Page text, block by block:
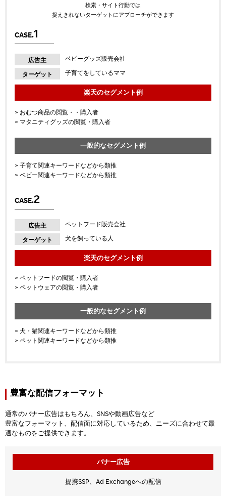
検索・サイト行動では
捉えきれないターゲットにアプローチができます
CASE.1
広告主 ベビーグッズ販売会社
ターゲット 子育てをしているママ
楽天のセグメント例
> おむつ商品の閲覧・・購入者
> マタニティグッズの閲覧・購入者
一般的なセグメント例
> 子育て関連キーワードなどから類推
> ベビー関連キーワードなどから類推
CASE.2
広告主 ペットフード販売会社
ターゲット 犬を飼っている人
楽天のセグメント例
> ペットフードの閲覧・購入者
> ペットウェアの閲覧・購入者
一般的なセグメント例
> 犬・猫関連キーワードなどから類推
> ペット関連キーワードなどから類推
豊富な配信フォーマット
通常のバナー広告はもちろん、SNSや動画広告など
豊富なフォーマット、配信面に対応しているため、ニーズに合わせて最
適なものをご提供できます。
バナー広告
提携SSP、Ad Exchangeへの配信